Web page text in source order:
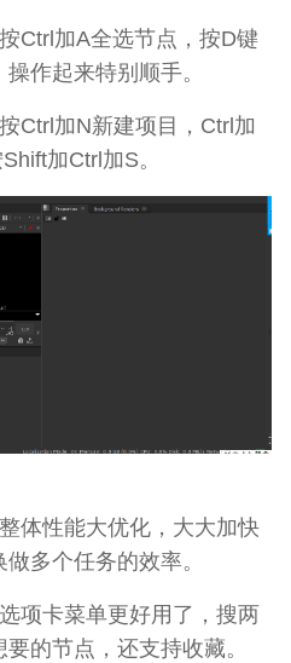
加A全选节点，按D键
作起来特别顺手。
加N新建项目，Ctrl加
加Ctrl加S。
性能大优化，大大加快
多个任务的效率。
卡菜单更好用了，搜两
的节点，还支持收藏。